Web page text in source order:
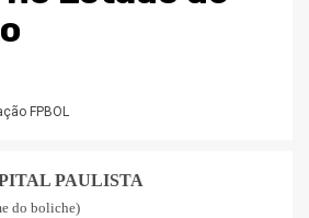
FPBOL
PAULISTA
do boliche)